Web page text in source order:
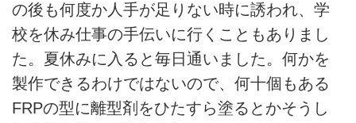
の後も何度か人手が足りない時に誘われ、学
校を休み仕事の手伝いに行くこともありまし
た。夏休みに入ると毎日通いました。何かを
製作できるわけではないので、何十個もある
FRPの型に離型剤をひたすら塗るとかそうし